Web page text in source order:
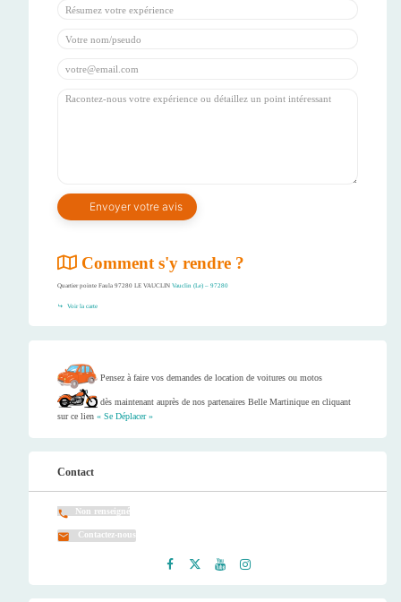
Comment s'y rendre ?
Quartier pointe Faula 97280 LE VAUCLIN Vauclin (Le) – 97280
Voir la carte
Pensez à faire vos demandes de location de voitures ou motos
dès maintenant auprès de nos partenaires Belle Martinique en cliquant
sur ce lien « Se Déplacer »
Contact
Non renseigné
Contactez-nous